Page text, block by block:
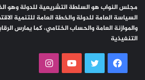
مجلس النواب هو السلطة التشريعية للدولة وهو
السياسة العامة للدولة والخطة العامة للتنمية
والموازنة العامة والحساب الختامي، كما يمارس
التنفيذية
فيسبوك تويتر يوتيوب